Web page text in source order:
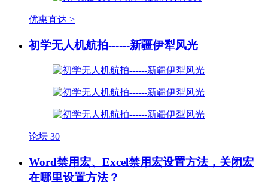
优惠直达 >
初学无人机航拍------新疆伊犁风光
论坛 30
Word禁用宏、Excel禁用宏设置方法，关闭宏
在哪里设置方法？